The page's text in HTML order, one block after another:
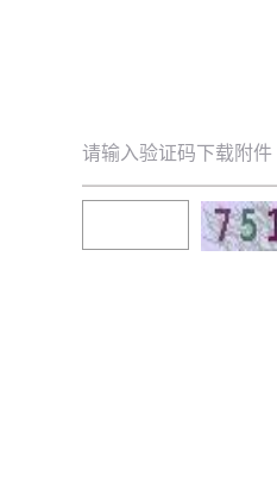
请输入验证码下载附件